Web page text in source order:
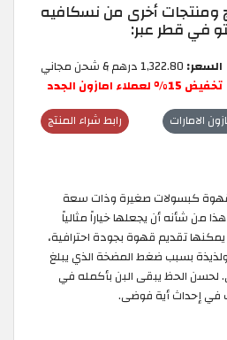
ومنتجات أخرى من نسكافيه
في قطر عبر:
السعر:
تخفيض 15% لعملاء امازون الجدد
رابط شراء المنتج الامارات
كبسولات صغيرة وذات سعة
فقط. هذا من شأنه أن يجعلها خياراً مثالياً
تقديم قهوة بجودة احترافية،
بسبب ضغط المضخة الذي يبلغ
لحسن الحظ يبقى البن بأكمله في
في إحداث أية فوضى.